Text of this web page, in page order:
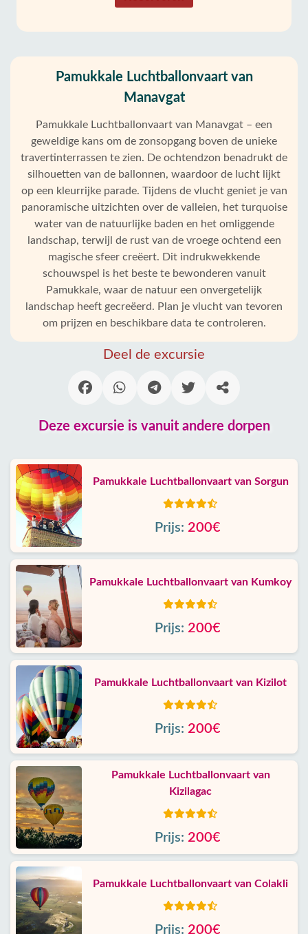
Pamukkale Luchtballonvaart van
Manavgat
Pamukkale Luchtballonvaart van Manavgat – een
geweldige kans om de zonsopgang boven de unieke
travertinterrassen te zien. De ochtendzon benadrukt de
silhouetten van de ballonnen, waardoor de lucht lijkt
op een kleurrijke parade. Tijdens de vlucht geniet je van
panoramische uitzichten over de valleien, het turquoise
water van de natuurlijke baden en het omliggende
landschap, terwijl de rust van de vroege ochtend een
magische sfeer creëert. Dit indrukwekkende
schouwspel is het beste te bewonderen vanuit
Pamukkale, waar de natuur een onvergetelijk
landschap heeft gecreëerd. Plan je vlucht van tevoren
om prijzen en beschikbare data te controleren.
Deel de excursie
Deze excursie is vanuit andere dorpen
Pamukkale Luchtballonvaart van Sorgun
Prijs: 200€
Pamukkale Luchtballonvaart van Kumkoy
Prijs: 200€
Pamukkale Luchtballonvaart van Kizilot
Prijs: 200€
Pamukkale Luchtballonvaart van
Kizilagac
Prijs: 200€
Pamukkale Luchtballonvaart van Colakli
Prijs: 200€